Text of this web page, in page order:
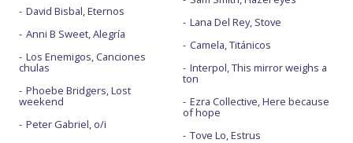
David Bisbal, Eternos
Anni B Sweet, Alegría
Los Enemigos, Canciones
chulas
Phoebe Bridgers, Lost
weekend
Peter Gabriel, o/i
Lana Del Rey, Stove
Camela, Titánicos
Interpol, This mirror weighs a
ton
Ezra Collective, Here because
of hope
Tove Lo, Estrus